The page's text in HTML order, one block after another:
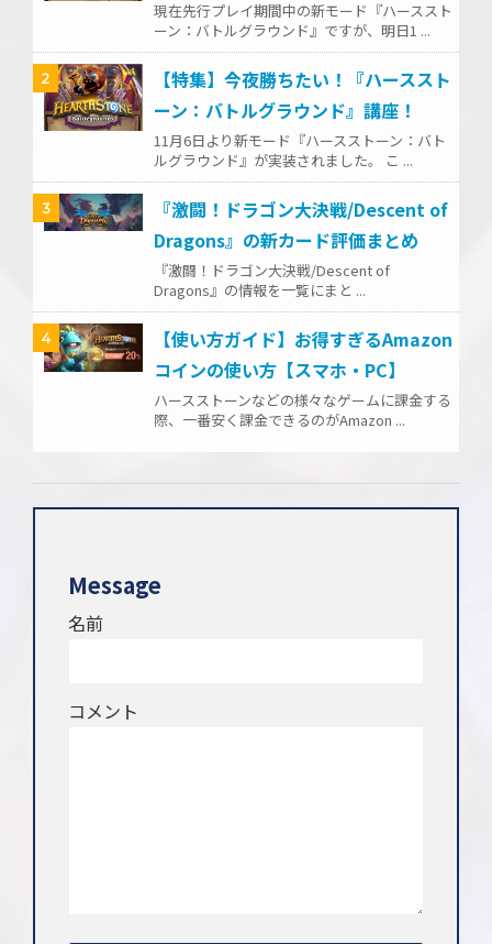
現在先行プレイ期間中の新モード『ハーススト
ーン：バトルグラウンド』ですが、明日1 ...
2
【特集】今夜勝ちたい！『ハーススト
ーン：バトルグラウンド』講座！
11月6日より新モード『ハースストーン：バト
ルグラウンド』が実装されました。 こ ...
3
『激闘！ドラゴン大決戦/Descent of
Dragons』の新カード評価まとめ
『激闘！ドラゴン大決戦/Descent of
Dragons』の情報を一覧にまと ...
4
【使い方ガイド】お得すぎるAmazon
コインの使い方【スマホ・PC】
ハースストーンなどの様々なゲームに課金する
際、一番安く課金できるのがAmazon ...
Message
名前
コメント